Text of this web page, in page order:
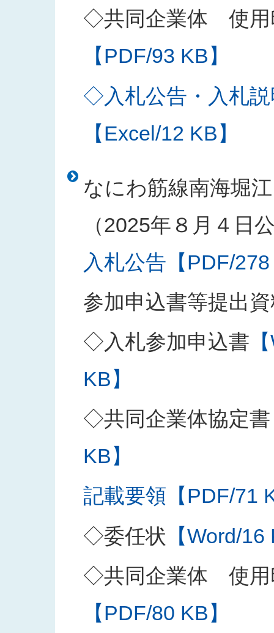
◇共同企業体 使用
【PDF/93 KB】
◇入札公告・入札
【Excel/12 KB】
なにわ筋線南海堀
（2025年８月４日
入札公告【PDF/
参加申込書等提出
◇入札参加申込書
KB】
◇共同企業体協定書
KB】
記載要領【PDF/71
◇委任状 【Word/
◇共同企業体 使用
【PDF/80 KB】